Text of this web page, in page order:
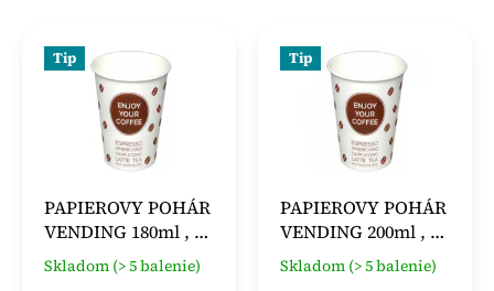
Tip
PAPIEROVY POHÁR
VENDING 180ml , 50
KS
Skladom (> 5 balenie)
Tip
PAPIEROVY POHÁR
VENDING 200ml , 50
KS
Skladom (> 5 balenie)